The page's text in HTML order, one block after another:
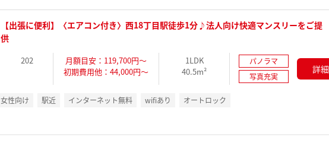
【出張に便利】〈エアコン付き〉西18丁目駅徒歩1分♪法人向け快適マンスリーをご提
供
202
月額目安：119,700円～
初期費用他：44,000円～
1LDK
40.5m²
パノラマ
写真充実
詳細
女性向け 駅近 インターネット無料 wifiあり オートロック